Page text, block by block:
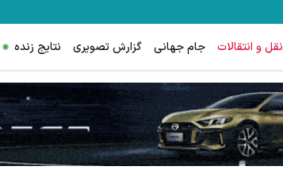
نقل و انتقالات جام جهانی گزارش تصویری نتایج زنده
ترید XAUUSD با اسپرد از صفر پیپ